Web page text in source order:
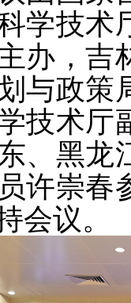
学技术
办，吉
与政策
技术
、黑龙
许崇春
会议。